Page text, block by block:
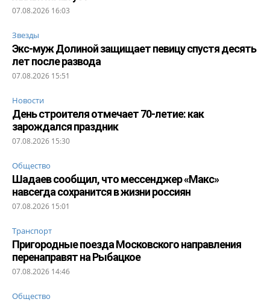
07.08.2026 16:03
Звезды
Экс-муж Долиной защищает певицу спустя десять
лет после развода
07.08.2026 15:51
Новости
День строителя отмечает 70-летие: как
зарождался праздник
07.08.2026 15:30
Общество
Шадаев сообщил, что мессенджер «Макс»
навсегда сохранится в жизни россиян
07.08.2026 15:01
Транспорт
Пригородные поезда Московского направления
перенаправят на Рыбацкое
07.08.2026 14:46
Общество